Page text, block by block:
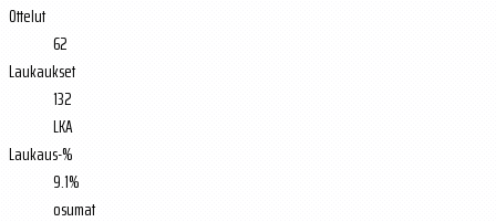
Ottelut
62
Laukaukset
132
LKA
Laukaus-%
9.1%
osumat